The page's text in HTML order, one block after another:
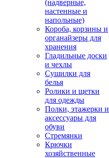
(надверные,
настенные и
напольные)
Короба, корзины и
органайзеры для
хранения
Гладильные доски
и чехлы
Сушилки для
белья
Ролики и щетки
для одежды
Полки, этажерки и
аксессуары для
обуви
Стремянки
Крючки
хозяйственные